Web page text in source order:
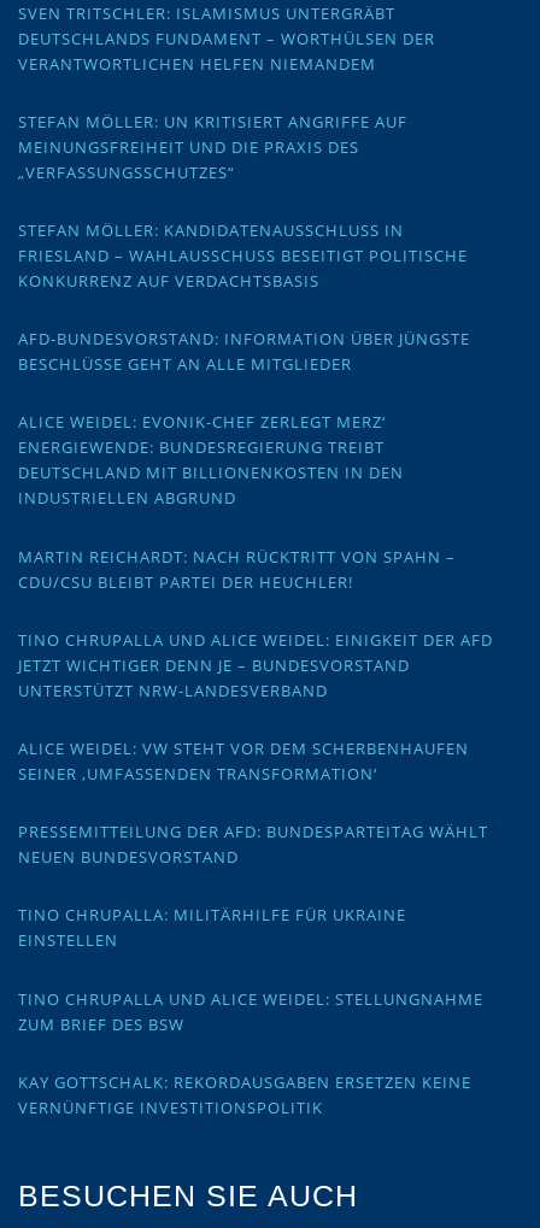
SVEN TRITSCHLER: ISLAMISMUS UNTERGRÄBT
DEUTSCHLANDS FUNDAMENT – WORTHÜLSEN DER
VERANTWORTLICHEN HELFEN NIEMANDEM
STEFAN MÖLLER: UN KRITISIERT ANGRIFFE AUF
MEINUNGSFREIHEIT UND DIE PRAXIS DES
„VERFASSUNGSSCHUTZES“
STEFAN MÖLLER: KANDIDATENAUSSCHLUSS IN
FRIESLAND – WAHLAUSSCHUSS BESEITIGT POLITISCHE
KONKURRENZ AUF VERDACHTSBASIS
AFD-BUNDESVORSTAND: INFORMATION ÜBER JÜNGSTE
BESCHLÜSSE GEHT AN ALLE MITGLIEDER
ALICE WEIDEL: EVONIK-CHEF ZERLEGT MERZ‘
ENERGIEWENDE: BUNDESREGIERUNG TREIBT
DEUTSCHLAND MIT BILLIONENKOSTEN IN DEN
INDUSTRIELLEN ABGRUND
MARTIN REICHARDT: NACH RÜCKTRITT VON SPAHN –
CDU/CSU BLEIBT PARTEI DER HEUCHLER!
TINO CHRUPALLA UND ALICE WEIDEL: EINIGKEIT DER AFD
JETZT WICHTIGER DENN JE – BUNDESVORSTAND
UNTERSTÜTZT NRW-LANDESVERBAND
ALICE WEIDEL: VW STEHT VOR DEM SCHERBENHAUFEN
SEINER ‚UMFASSENDEN TRANSFORMATION‘
PRESSEMITTEILUNG DER AFD: BUNDESPARTEITAG WÄHLT
NEUEN BUNDESVORSTAND
TINO CHRUPALLA: MILITÄRHILFE FÜR UKRAINE
EINSTELLEN
TINO CHRUPALLA UND ALICE WEIDEL: STELLUNGNAHME
ZUM BRIEF DES BSW
KAY GOTTSCHALK: REKORDAUSGABEN ERSETZEN KEINE
VERNÜNFTIGE INVESTITIONSPOLITIK
BESUCHEN SIE AUCH